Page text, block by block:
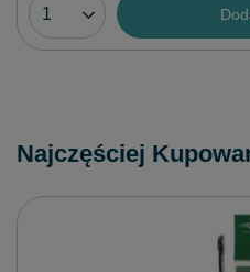
Najczęściej